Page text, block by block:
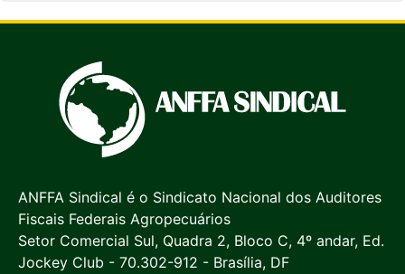
ANFFA Sindical é o Sindicato Nacional dos Auditores
Fiscais Federais Agropecuários
Setor Comercial Sul, Quadra 2, Bloco C, 4º andar, Ed.
Jockey Club - 70.302-912 - Brasília, DF